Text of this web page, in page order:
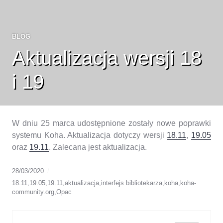
BLOG
Aktualizacja wersji 18
i 19
W dniu 25 marca udostępnione zostały nowe poprawki
systemu Koha. Aktualizacja dotyczy wersji 18.11, 19.05
oraz 19.11. Zalecana jest aktualizacja.
28/03/2020
18.11,19.05,19.11,aktualizacja,interfejs bibliotekarza, koha, koha-
community.org,Opac